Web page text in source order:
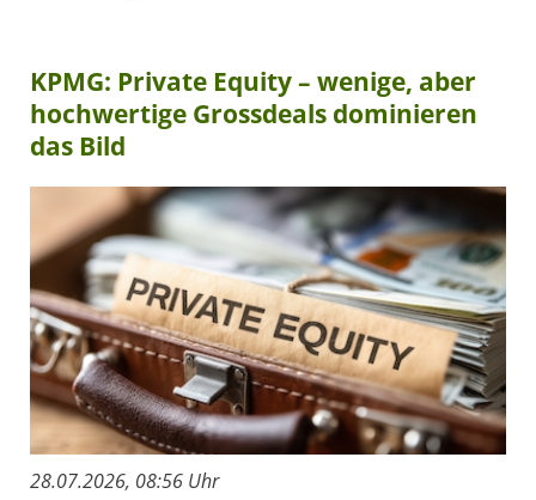
KPMG: Private Equity – wenige, aber
hochwertige Grossdeals dominieren
das Bild
28.07.2026, 08:56 Uhr